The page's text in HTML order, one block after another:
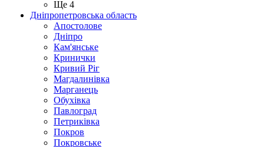
Ще 4
Дніпропетровська область
Апостолове
Дніпро
Кам'янське
Кринички
Кривий Ріг
Магдалинівка
Марганець
Обухівка
Павлоград
Петриківка
Покров
Покровське